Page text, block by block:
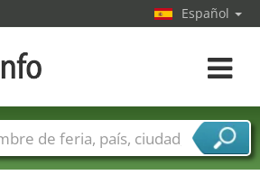
Español
toggle
Países
Ciudades